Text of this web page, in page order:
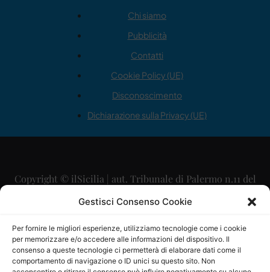
Gestisci Consenso Cookie
Per fornire le migliori esperienze, utilizziamo tecnologie come i cookie
per memorizzare e/o accedere alle informazioni del dispositivo. Il
consenso a queste tecnologie ci permetterà di elaborare dati come il
comportamento di navigazione o ID unici su questo sito. Non
Chi siamo
Pubblicità
Contatti
Cookie Policy (UE)
Disconoscimento
Dichiarazione sulla Privacy (UE)
Copyright © ilSicilia | aut. Tribunale di Palermo n.11 del
29/09/2015
Direttore Editoriale: Maurizio Scaglione